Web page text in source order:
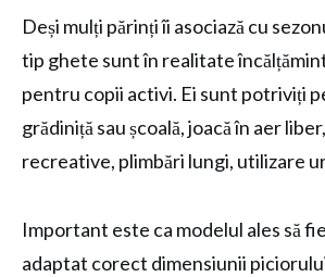
Deși mulți părinți îi asociază cu
tip ghete sunt în realitate
pentru copii activi. Ei sunt potriviți
grădiniță sau școală, joacă în aer
recreative, plimbări lungi, utilizare
Important este ca modelul ales să
adaptat corect dimensiunii